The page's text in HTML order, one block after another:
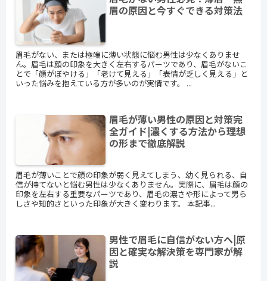
眉の原因と今すぐできる対策法
眉毛がない、または極端に薄い状態に悩む男性は少なくありませ
ん。眉毛は顔の印象を大きく左右するパーツであり、眉毛がないこ
とで「顔がぼやける」「老けて見える」「表情が乏しく見える」と
いった悩みを抱えている方が多いのが実情です。 ...
眉毛が薄い男性の原因と対策完
全ガイド|濃くする方法から理想
の形まで徹底解説
眉毛が薄いことで顔の印象が弱く見えてしまう、幼く見られる、自
信が持てないと悩む男性は少なくありません。実際に、眉毛は顔の
印象を左右する重要なパーツであり、眉毛の濃さや形によって男ら
しさや知的さといった印象が大きく変わります。 本記事...
男性で眉毛に自信がない方へ|原
因と確実な解決策を専門家が解
説